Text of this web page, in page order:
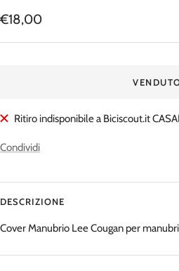
Prezzo
di
€18,00
Ritiro indisponibile a Biciscout.it
Condividi
DESCRIZIONE
Cover Manubrio Lee Cougan per